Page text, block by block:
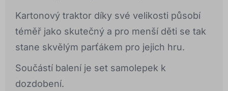
Kartonový traktor díky své velikosti působí
téměř jako skutečný a pro menší děti se tak
stane skvělým parťákem pro jejich hru.
Součástí balení je set samolepek k
dozdobení.